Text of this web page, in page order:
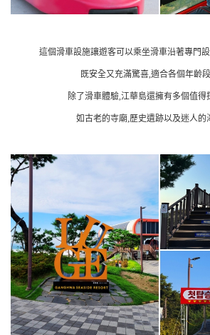
這個滑車設施讓遊客可以乘坐滑車沿著專門
既安全又充滿驚喜,適合各個年齡
除了滑車體驗,江華島還擁有多個值得
如古老的寺廟,歷史遺跡以及迷人的